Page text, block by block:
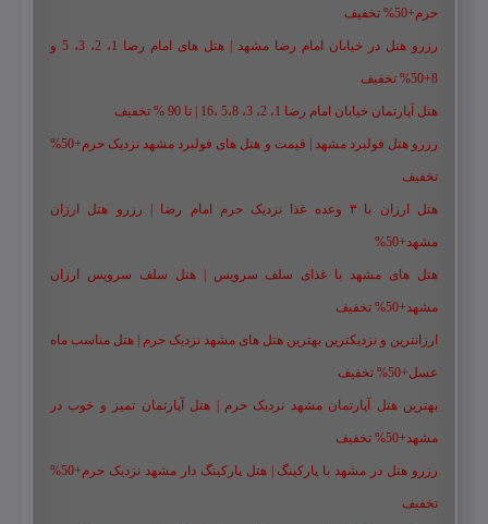
حرم+50% تخفیف
رزرو هتل در خیابان امام رضا مشهد | هتل‌ های امام رضا 1، 2، 3، 5 و
8+50% تخفیف
هتل آپارتمان خیابان امام رضا 1، 2، 3، 5،8 ،16 | تا 90 % تخفیف
رزرو هتل فولبرد مشهد | قیمت و هتل های فولبرد مشهد نزدیک حرم+50%
تخفیف
هتل ارزان با ۳ وعده غذا نزدیک حرم امام رضا | رزرو هتل ارزان
مشهد+50%
هتل های مشهد با غذای سلف سرویس | هتل سلف سرویس ارزان
مشهد+50% تخفیف
ارزانترین و نزدیکترین بهترین هتل های مشهد نزدیک حرم | هتل مناسب ماه
عسل+50% تخفیف
بهترین هتل آپارتمان مشهد نزدیک حرم | هتل آپارتمان تمیز و خوب در
مشهد+50% تخفیف
رزرو هتل در مشهد با پارکینگ | هتل پارکینگ دار مشهد نزدیک حرم+50%
تخفیف